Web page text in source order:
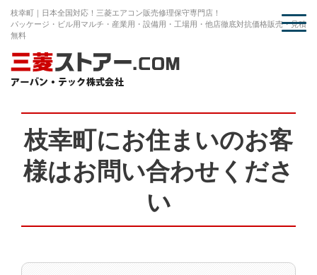
枝幸町｜日本全国対応！三菱エアコン販売修理保守専門店！
パッケージ・ビル用マルチ・産業用・設備用・工場用・他店徹底対抗価格販売・見積
無料
枝幸町にお住まいのお客
様はお問い合わせくださ
い